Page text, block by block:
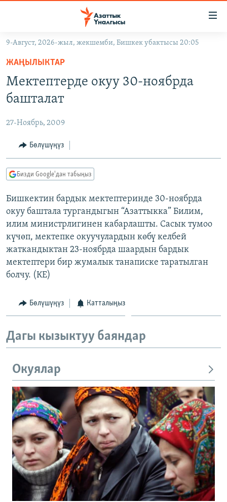
Навигацияга
өтүңүз
Издөөгө
салыңыз
ЭКОНОМИКА
МАДАНИЯТ
ДҮЙНӨ
БОРБОР АЗИЯ
АТАЙЫН ИЛИКТӨӨ
ТВ ПРОГРАММАЛАР
ЭКСПЕРТТЕР ТАЛДАЙТ
БИЗ ЖАНА ДҮЙНӨ
ДАНИСТЕ
ЭЖЕ-СИҢДИЛЕР
АЗАТТЫК+
ЫҢГАЙСЫЗ СУРООЛОР
ӨЗГӨЧӨ ПИКИР
Русский
ОНЛАЙН ШЕРИНЕ
ЭЕ/АРнун бардык сайттары
9-Август, 2026-жыл, жекшемби, Бишкек убактысы 20:05
ЖАҢЫЛЫКТАР
Мектептерде окуу 30-ноябрда
башталат
27-Ноябрь, 2009
Бөлүшүңүз
Бизди Google'дан табыңыз
Бишкектин бардык мектептеринде 30-ноябрда
окуу баштала тургандыгын “Азаттыкка” Билим,
илим министрлигинен кабарлашты. Сасык тумоо
күчөп, мектепке окуучулардын көбү келбей
жаткандыктан 23-ноябрда шаардын бардык
мектептери бир жумалык танаписке таратылган
болчу. (КЕ)
Бөлүшүңүз Катталыңыз
Дагы кызыктуу баяндар
Окуялар